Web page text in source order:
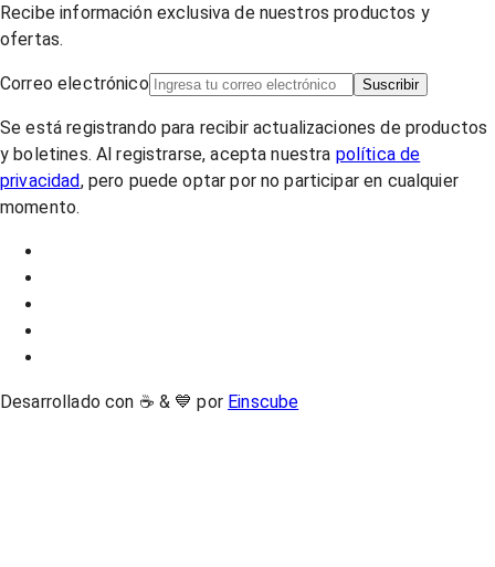
Recibe información exclusiva de nuestros productos y
ofertas.
Correo electrónico Suscribir
Se está registrando para recibir actualizaciones de productos
y boletines. Al registrarse, acepta nuestra política de
privacidad, pero puede optar por no participar en cualquier
momento.
Desarrollado con ☕ & 💙 por Einscube